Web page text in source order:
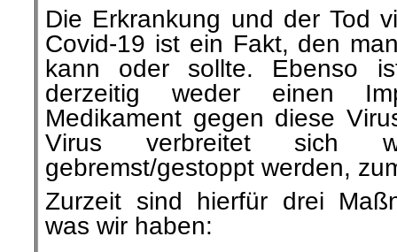
Die Erkrankung und der Tod
Covid-19 ist ein Fakt, den
kann oder sollte. Ebenso
derzeitig weder einen
Medikament gegen diese
Virus verbreitet sich
gebremst/gestoppt werden,
Zurzeit sind hierfür drei
was wir haben: